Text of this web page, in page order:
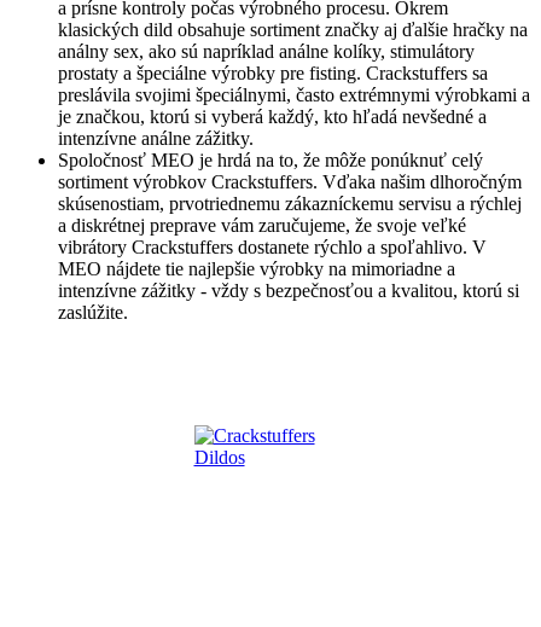
a prísne kontroly počas výrobného procesu. Okrem
klasických dild obsahuje sortiment značky aj ďalšie hračky na
análny sex, ako sú napríklad análne kolíky, stimulátory
prostaty a špeciálne výrobky pre fisting. Crackstuffers sa
preslávila svojimi špeciálnymi, často extrémnymi výrobkami a
je značkou, ktorú si vyberá každý, kto hľadá nevšedné a
intenzívne análne zážitky.
Spoločnosť MEO je hrdá na to, že môže ponúknuť celý
sortiment výrobkov Crackstuffers. Vďaka našim dlhoročným
skúsenostiam, prvotriednemu zákazníckemu servisu a rýchlej
a diskrétnej preprave vám zaručujeme, že svoje veľké
vibrátory Crackstuffers dostanete rýchlo a spoľahlivo. V
MEO nájdete tie najlepšie výrobky na mimoriadne a
intenzívne zážitky - vždy s bezpečnosťou a kvalitou, ktorú si
zaslúžite.